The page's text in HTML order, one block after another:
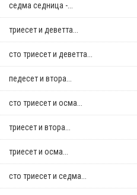
седма седница -...
триесет и деветта...
сто триесет и деветта...
педесет и втора...
сто триесет и осма...
триесет и втора...
триесет и осма...
сто триесет и седма...